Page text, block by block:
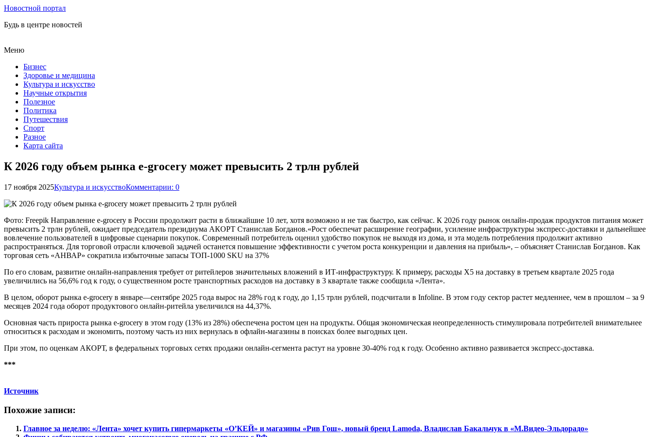
Новостной портал
Будь в центре новостей
Меню
Бизнес
Здоровье и медицина
Культура и искусство
Научные открытия
Полезное
Политика
Путешествия
Спорт
Разное
Карта сайта
К 2026 году объем рынка e-grocery может превысить 2 трлн рублей
17 ноября 2025Культура и искусствоКомментарии: 0
Фото: Freepik Направление e-grocery в России продолжит расти в ближайшие 10 лет, хотя возможно и не так быстро, как сейчас. К 2026 году рынок онлайн-продаж продуктов питания может
превысить 2 трлн рублей, ожидает председатель президиума АКОРТ Станислав Богданов.«Рост обеспечат расширение географии, усиление инфраструктуры экспресс-доставки и дальнейшее
вовлечение пользователей в цифровые сценарии покупок. Современный потребитель оценил удобство покупок не выходя из дома, и эта модель потребления продолжит активно
распространяться. Для торговой отрасли ключевой задачей останется повышение эффективности с учетом роста конкуренции и давления на прибыль», – объясняет Станислав Богданов. Как
торговая сеть «АНВАР» сократила избыточные запасы ТОП-1000 SKU на 37%
По его словам, развитие онлайн-направления требует от ритейлеров значительных вложений в ИТ-инфраструктуру. К примеру, расходы X5 на доставку в третьем квартале 2025 года
увеличились на 56,6% год к году, о существенном росте транспортных расходов на доставку в 3 квартале также сообщила «Лента».
В целом, оборот рынка e-grocery в январе—сентябре 2025 года вырос на 28% год к году, до 1,15 трлн рублей, подсчитали в Infoline. В этом году сектор растет медленнее, чем в прошлом – за 9
месяцев 2024 года оборот продуктового онлайн-ритейла увеличился на 44,37%.
Основная часть прироста рынка e-grocery в этом году (13% из 28%) обеспечена ростом цен на продукты. Общая экономическая неопределенность стимулировала потребителей внимательнее
относиться к расходам и экономить, поэтому часть из них вернулась в офлайн-магазины в поисках более выгодных цен.
При этом, по оценкам АКОРТ, в федеральных торговых сетях продажи онлайн-сегмента растут на уровне 30-40% год к году. Особенно активно развивается экспресс-доставка.
***
Источник
Похожие записи:
Главное за неделю: «Лента» хочет купить гипермаркеты «О’КЕЙ» и магазины «Рив Гош», новый бренд Lamoda, Владислав Бакальчук в «М.Видео-Эльдорадо»